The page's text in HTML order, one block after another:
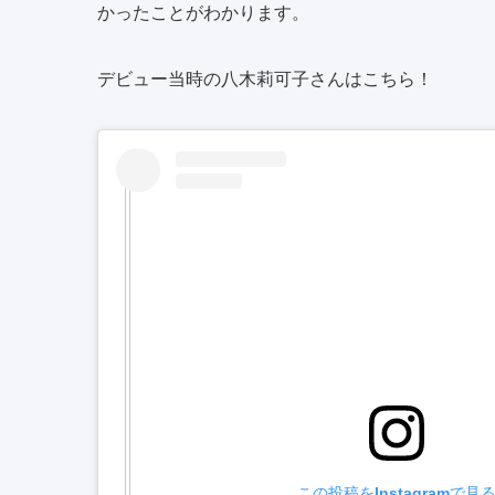
かったことがわかります。
デビュー当時の八木莉可子さんはこちら！